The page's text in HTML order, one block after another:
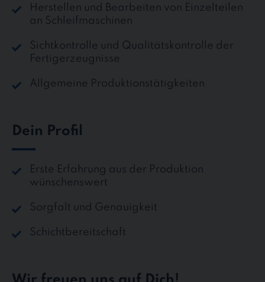
Herstellen und Bearbeiten von Einzelteilen
an Schleifmaschinen
Sichtkontrolle und Qualitätskontrolle der
Fertigerzeugnisse
Allgemeine Produktionstätigkeiten
Dein Profil
Erste Erfahrung aus der Produktion
wünschenswert
Sorgfalt und Genauigkeit
Schichtbereitschaft